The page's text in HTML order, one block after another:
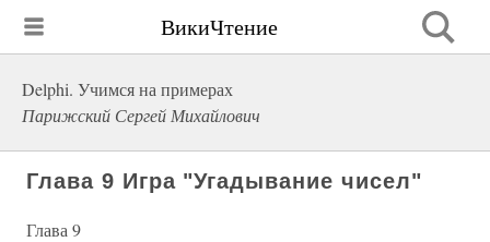
ВикиЧтение
Delphi. Учимся на примерах
Парижский Сергей Михайлович
Глава 9 Игра "Угадывание чисел"
Глава 9